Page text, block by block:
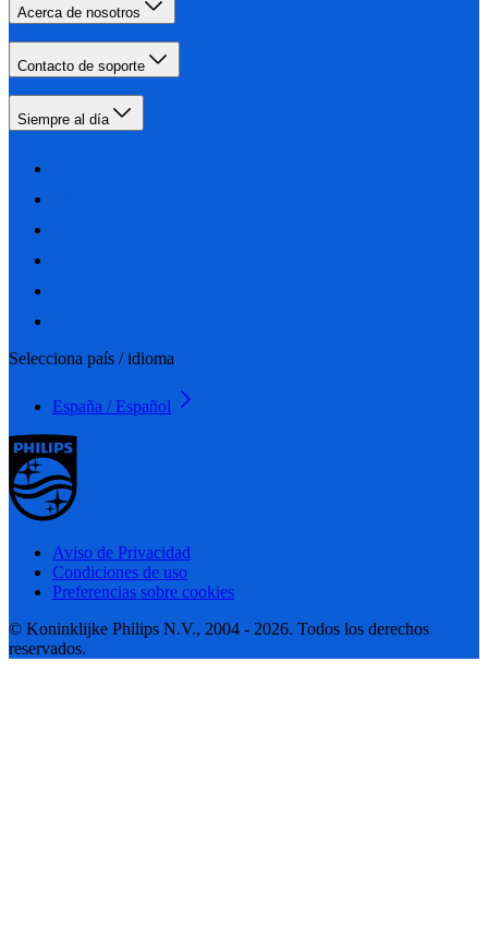
Acerca de nosotros
Contacto de soporte
Siempre al día
Selecciona país / idioma
España / Español
Aviso de Privacidad
Condiciones de uso
Preferencias sobre cookies
© Koninklijke Philips N.V., 2004 - 2026. Todos los derechos
reservados.